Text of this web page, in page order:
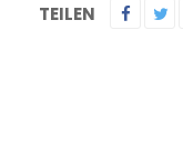
TEILEN